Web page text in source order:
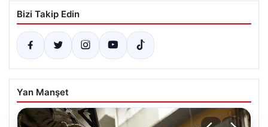
Bizi Takip Edin
Yan Manşet